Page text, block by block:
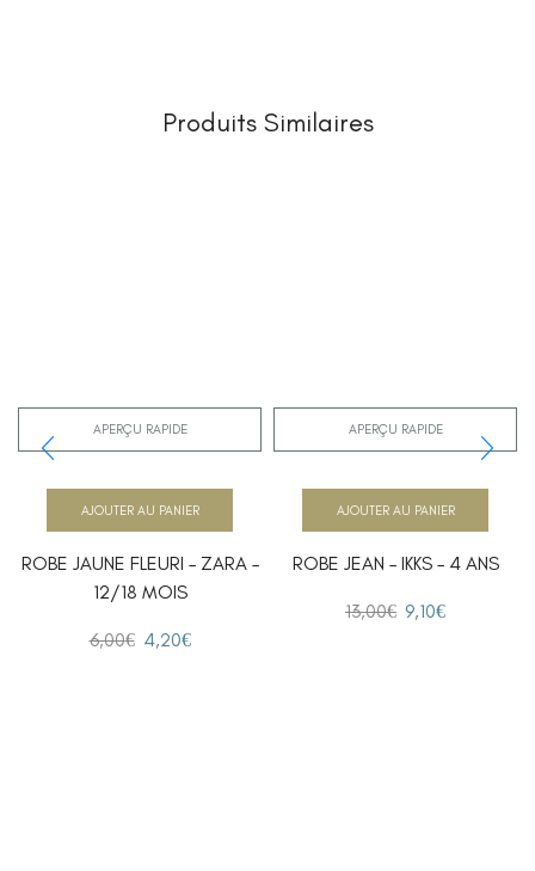
Produits Similaires
APERÇU RAPIDE
ROBE JAUNE FLEURI – ZARA –
12/18 MOIS
6,00€ 4,20€
AJOUTER AU PANIER
APERÇU RAPIDE
ROBE JEAN – IKKS – 4 ANS
13,00€ 9,10€
AJOUTER AU PANIER